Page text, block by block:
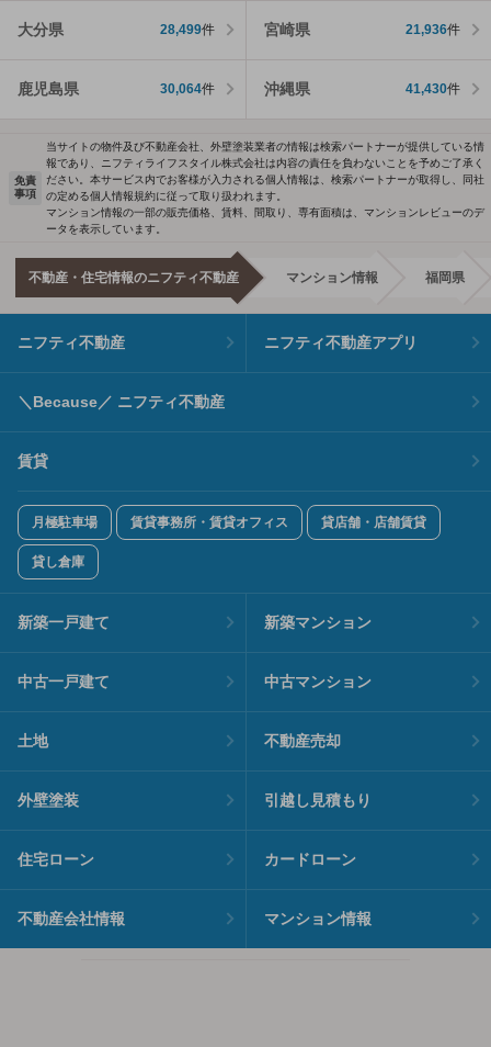
大分県 28,499件 宮崎県 21,936件
鹿児島県 30,064件 沖縄県 41,430件
免責
事項
当サイトの物件及び不動産会社、外壁塗装業者の情報は検索パートナーが提供している情
報であり、ニフティライフスタイル株式会社は内容の責任を負わないことを予めご了承く
ださい。本サービス内でお客様が入力される個人情報は、検索パートナーが取得し、同社
の定める個人情報規約に従って取り扱われます。
マンション情報の一部の販売価格、賃料、間取り、専有面積は、マンションレビューのデ
ータを表示しています。
不動産・住宅情報のニフティ不動産 マンション情報 福岡県
ニフティ不動産 ニフティ不動産アプリ
＼Because／ ニフティ不動産
賃貸
月極駐車場 賃貸事務所・賃貸オフィス 貸店舗・店舗賃貸
貸し倉庫
新築一戸建て 新築マンション
中古一戸建て 中古マンション
土地 不動産売却
外壁塗装 引越し見積もり
住宅ローン カードローン
不動産会社情報 マンション情報